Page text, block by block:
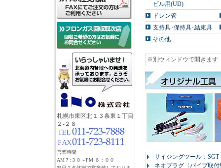
札幌市東区北１３条東１丁目
２-２８
営業時間
AM７:３０～PM ６：００
ビル用(UD)
ドレン管
支持具･保持具･結束具
その他
※別ウィンドウで開きます
サイジングツール：SGT
ネオプラグ〈パイプ取付